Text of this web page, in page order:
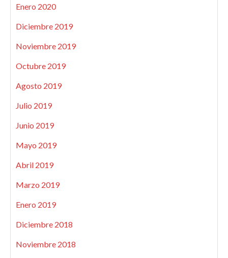
Enero 2020
Diciembre 2019
Noviembre 2019
Octubre 2019
Agosto 2019
Julio 2019
Junio 2019
Mayo 2019
Abril 2019
Marzo 2019
Enero 2019
Diciembre 2018
Noviembre 2018